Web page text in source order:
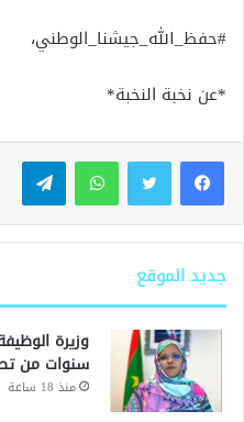
#حفظ_الله_جيشنا_الوطني،
*عن نخبة النخبة*
واتساب
جديد الموقع
سنوات من
منذ 18 ساعة